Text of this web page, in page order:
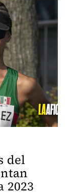
podio
del
2023